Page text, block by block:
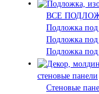
ВСЕ
Подложка
Подложка под
Подложка
стеновые панели
Стеновые